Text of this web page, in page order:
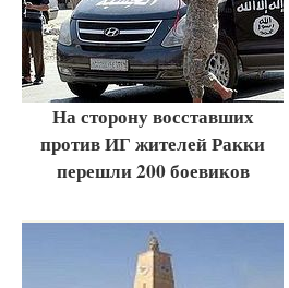
На сторону восставших
против ИГ жителей Ракки
перешли 200 боевиков